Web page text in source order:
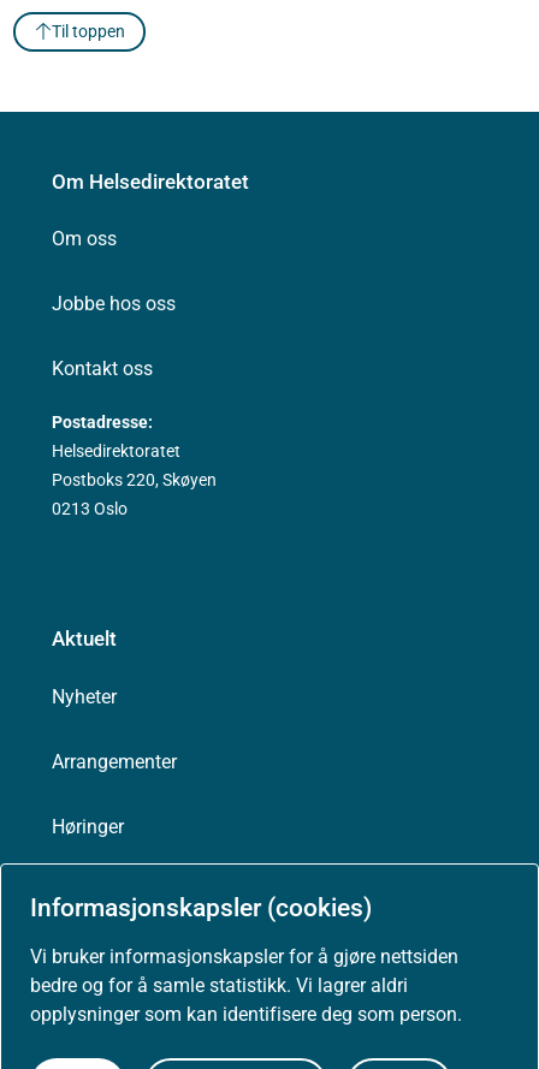
Informasjonskapsler (cookies)
Vi bruker informasjonskapsler for å gjøre nettsiden
bedre og for å samle statistikk. Vi lagrer aldri
opplysninger som kan identifisere deg som person.
Til toppen
Om Helsedirektoratet
Om oss
Jobbe hos oss
Kontakt oss
Postadresse:
Helsedirektoratet
Postboks 220, Skøyen
0213 Oslo
Aktuelt
Nyheter
Arrangementer
Høringer
Presse
Om nettstedet